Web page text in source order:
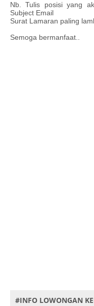
Nb. Tulis posisi yang
Subject Email
Surat Lamaran paling
Semoga bermanfaat..
#INFO LOWONGAN